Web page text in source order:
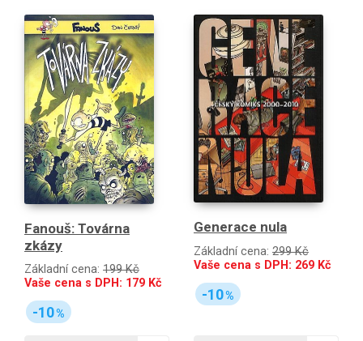
Fanouš: Továrna
zkázy
Základní cena: 199 Kč
Vaše cena s DPH: 179 Kč
-10%
Generace nula
Základní cena: 299 Kč
Vaše cena s DPH: 269 Kč
-10%